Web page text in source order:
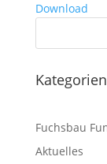
Download
Kategorien
Fuchsbau
Aktuelles